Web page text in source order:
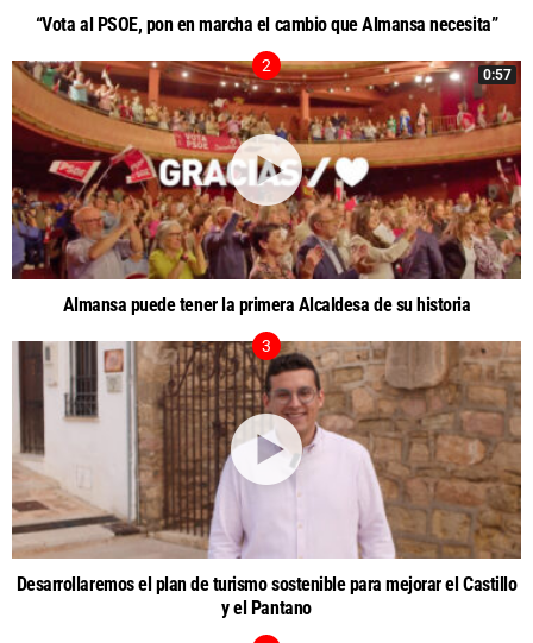
“Vota al PSOE, pon en marcha el cambio que Almansa necesita”
0:57
Almansa puede tener la primera Alcaldesa de su historia
Desarrollaremos el plan de turismo sostenible para mejorar el Castillo
y el Pantano